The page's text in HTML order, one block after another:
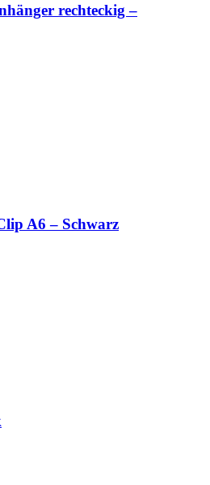
rechteckig –
A6 – Schwarz